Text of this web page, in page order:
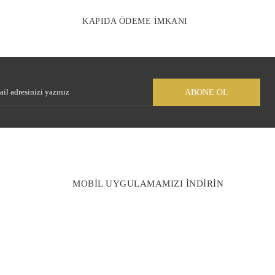
KAPIDA ÖDEME İMKANI
ABONE OL
MOBİL UYGULAMAMIZI İNDİRİN